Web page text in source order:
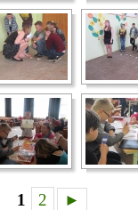
1 2 ►